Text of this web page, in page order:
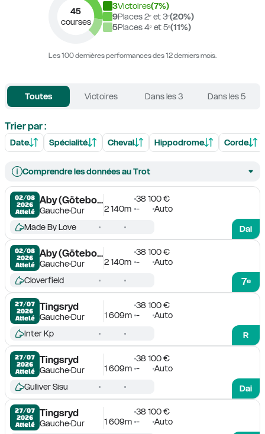
45
courses
3Victoires(7%)
9Places 2ᵉ et 3ᵉ(20%)
5Places 4ᵉ et 5ᵉ(11%)
Les 100 dernières performances des 12 derniers mois.
Toutes Victoires Dans les 3 Dans les 5
Trier par :
Date Spécialité Cheval Hippodrome Corde
Comprendre les données au Trot
02/08
2026
Attelé
Aby (Göteborg)
GaucheDur
38 100 €
2 140m -
Auto
Dai
Made By Love
02/08
2026
Attelé
Aby (Göteborg)
GaucheDur
38 100 €
2 140m - Auto
7e
Cloverfield
27/07
2026
Attelé
Tingsryd
GaucheDur
38 100 €
1 609m -
Auto
R
Inter Kp
27/07
2026
Attelé
Tingsryd
GaucheDur
38 100 €
1 609m -
Auto
Dai
Gulliver Sisu
27/07
2026
Attelé
Tingsryd
GaucheDur
38 100 €
1 609m - Auto